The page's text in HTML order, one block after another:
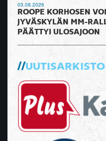
03.08.2026
ROOPE KORHOSEN
JYVÄSKYLÄN MM-
PÄÄTTYI ULOSAJOON
UUTISARKISTO